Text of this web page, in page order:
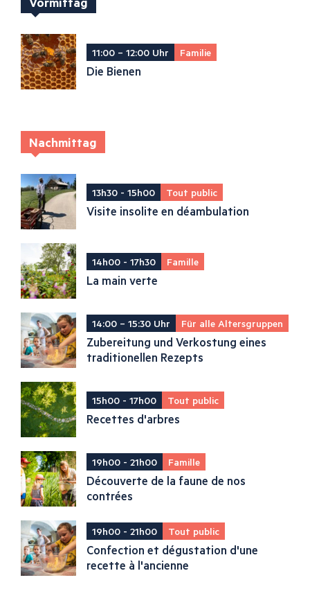
11:00 – 12:00 Uhr Familie
Die Bienen
Nachmittag
13h30 - 15h00 Tout public
Visite insolite en déambulation
14h00 - 17h30 Famille
La main verte
14:00 – 15:30 Uhr Für alle Altersgruppen
Zubereitung und Verkostung eines
traditionellen Rezepts
15h00 - 17h00 Tout public
Recettes d'arbres
19h00 - 21h00 Famille
Découverte de la faune de nos
contrées
19h00 - 21h00 Tout public
Confection et dégustation d'une
recette à l'ancienne